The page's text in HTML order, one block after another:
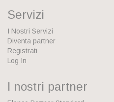
Servizi
I Nostri Servizi
Diventa partner
Registrati
Log In
I nostri partner